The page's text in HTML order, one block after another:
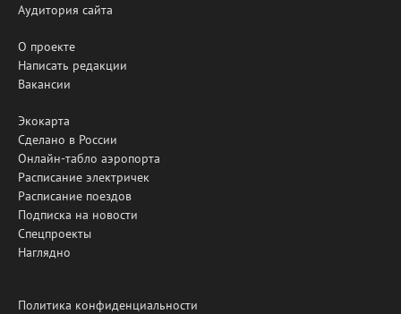
Аудитория сайта
О проекте
Написать редакции
Вакансии
Экокарта
Сделано в России
Онлайн-табло аэропорта
Расписание электричек
Расписание поездов
Подписка на новости
Спецпроекты
Наглядно
Политика конфиденциальности